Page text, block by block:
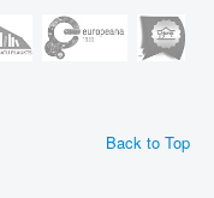
Back to Top